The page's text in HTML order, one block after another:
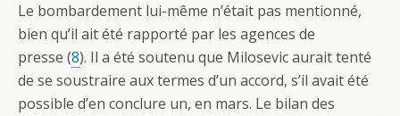
Le bombardement lui-même n’était pas mentionné,
bien qu’il ait été rapporté par les agences de
presse (8). Il a été soutenu que Milosevic aurait tenté
de se soustraire aux termes d’un accord, s’il avait été
possible d’en conclure un, en mars. Le bilan des